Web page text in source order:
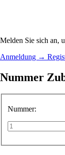
Melden Sie sich an,
Anmeldung →
Nummer
Nummer: